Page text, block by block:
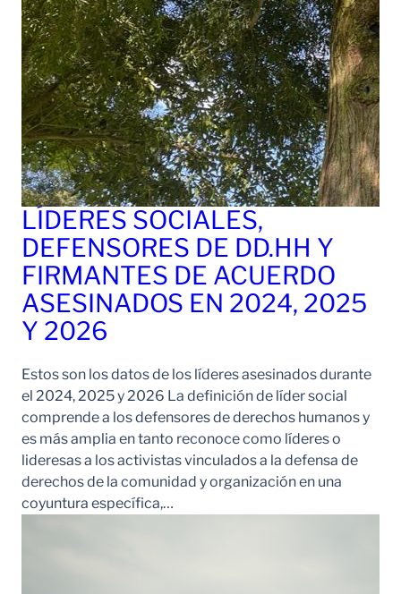
LÍDERES SOCIALES,
DEFENSORES DE DD.HH Y
FIRMANTES DE ACUERDO
ASESINADOS EN 2024, 2025
Y 2026
Estos son los datos de los líderes asesinados durante
el 2024, 2025 y 2026 La definición de líder social
comprende a los defensores de derechos humanos y
es más amplia en tanto reconoce como líderes o
lideresas a los activistas vinculados a la defensa de
derechos de la comunidad y organización en una
coyuntura específica,…